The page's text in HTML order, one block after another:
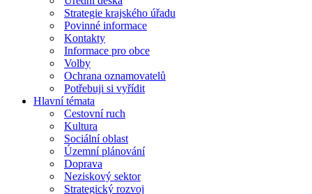
Strategie krajského úřadu
Povinné informace
Kontakty
Informace pro obce
Volby
Ochrana oznamovatelů
Potřebuji si vyřídit
Hlavní témata
Cestovní ruch
Kultura
Sociální oblast
Územní plánování
Doprava
Neziskový sektor
Strategický rozvoj